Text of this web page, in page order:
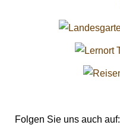
Folgen Sie uns auch auf: